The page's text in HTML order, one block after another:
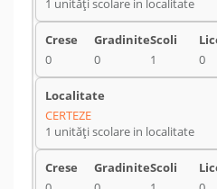
1 unități scolare in localitate
0 0 1 0
CERTEZE
1 unități scolare in localitate